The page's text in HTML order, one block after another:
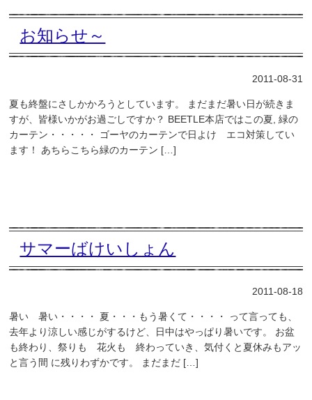
お知らせ～
2011-08-31
夏も終盤にさしかかろうとしています。 まだまだ暑い日が続きま
すが、皆様いかがお過ごしですか？ BEETLE本店ではこの夏, 緑の
カーテン・・・・・ ゴーヤのカーテンで日よけ エコ対策してい
ます！ あちらこちら緑のカーテン […]
サマーばけいしょん
2011-08-18
暑い 暑い・・・・ 夏・・・もう暑くて・・・・ って言っても、
去年より涼しい感じがするけど、日中はやっぱり暑いです。 お盆
も終わり、祭りも 花火も 終わっていき、気付くと夏休みもアッ
と言う間 に残りわずかです。 まだまだ […]